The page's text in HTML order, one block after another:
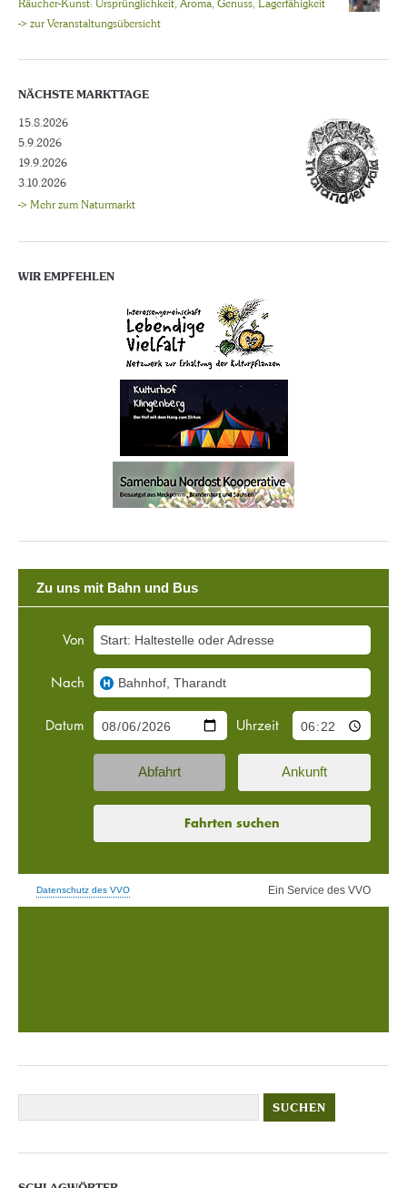
Räucher-Kunst: Ursprünglichkeit, Aroma, Genuss, Lagerfähigkeit
-> zur Veranstaltungsübersicht
NÄCHSTE MARKTTAGE
15.8.2026
5.9.2026
19.9.2026
3.10.2026
-> Mehr zum Naturmarkt
WIR EMPFEHLEN